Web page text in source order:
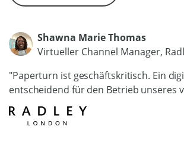
Shawna Marie Thomas
Virtueller Channel Manager,
"Paperturn ist geschäftskritisch. Ein
entscheidend für den Betrieb unseres